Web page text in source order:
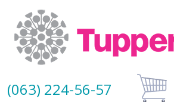
(063) 224-56-57